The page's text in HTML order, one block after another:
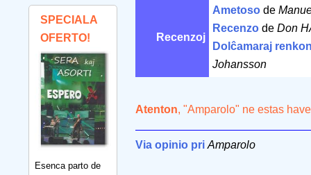
SPECIALA
OFERTO!
Esenca parto de
Recenzoj
Ametoso de
Recenzo de Don
Dolĉamaraj
Johansson
Atenton, "Amparolo" ne estas
Via opinio pri Amparolo